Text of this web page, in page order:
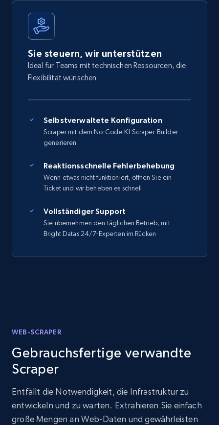
Sie steuern, wir unterstützen
Ideal für Teams mit technischen Ressourcen, die
Flexibilität wünschen
Selbstverwaltete Konfiguration
Scraper mit dem No-Code-KI-Scraper-Builder
generieren
Reaktionsschnelle Fehlerbehebung
Wenn etwas nicht funktioniert, öffnen Sie ein
Ticket und wir beheben es schnell
Vollständiger Support
Sie übernehmen den täglichen Betrieb, mit
Bright Datas 24/7-Experten im Rücken
WEB-SCRAPER
Gebrauchsfertige verwandte
Scraper
Entfällt die Notwendigkeit, die Infrastruktur zu
entwickeln und zu warten. Extrahieren Sie einfach
große Mengen an Web-Daten und gewährleisten